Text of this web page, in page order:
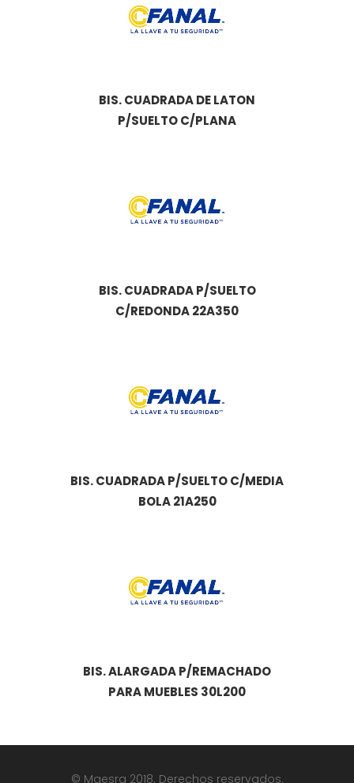
BIS. CUADRADA DE LATON
P/SUELTO C/PLANA
BIS. CUADRADA P/SUELTO
C/REDONDA 22A350
BIS. CUADRADA P/SUELTO C/MEDIA
BOLA 21A250
BIS. ALARGADA P/REMACHADO
PARA MUEBLES 30L200
© Maesra 2018. Derechos reservados.